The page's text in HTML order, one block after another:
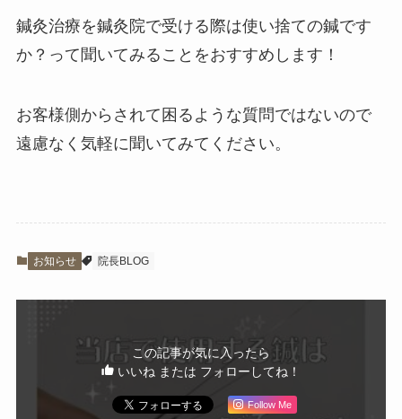
鍼灸治療を鍼灸院で受ける際は使い捨ての鍼です
か？って聞いてみることをおすすめします！
お客様側からされて困るような質問ではないので
遠慮なく気軽に聞いてみてください。
お知らせ 院長BLOG
この記事が気に入ったら
いいね または フォローしてね！
Follow Me